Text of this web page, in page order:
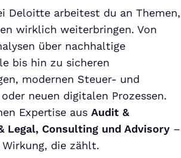
Deloitte arbeitest du an Themen,
wirklich weiterbringen. Von
über nachhaltige
bis hin zu sicheren
modernen Steuer- und
neuen digitalen Prozessen.
Expertise aus Audit &
Legal, Consulting und Advisory –
die zählt.